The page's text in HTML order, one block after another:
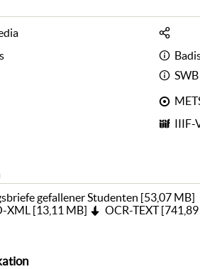
gefallener Studenten [53,07 MB]
XML [13,11 MB] OCR-TEXT[